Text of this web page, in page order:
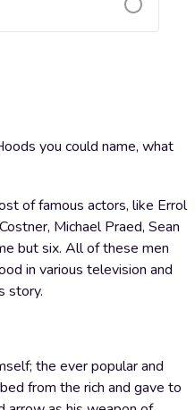
you could name, what
of famous actors, like Errol
Michael Praed, Sean
but six. All of these men
in various television and
story.
the ever popular and
from the rich and gave to